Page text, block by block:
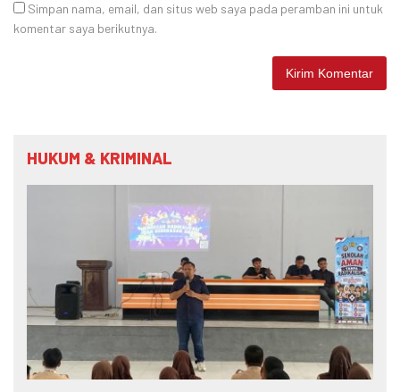
Simpan nama, email, dan situs web saya pada peramban ini untuk
komentar saya berikutnya.
HUKUM & KRIMINAL